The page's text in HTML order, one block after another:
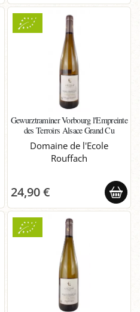
Gewurztraminer Vorbourg l'Empreinte
des Terroirs Alsace Grand Cu
Domaine de l'Ecole
Rouffach
24,90 €